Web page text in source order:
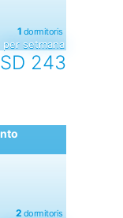
243
per setmana